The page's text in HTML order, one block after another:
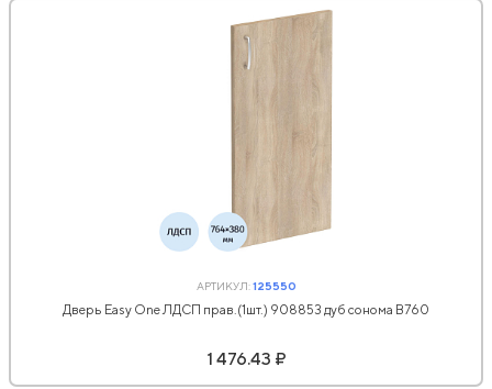
АРТИКУЛ:125550
Дверь Easy One ЛДСП прав.(1шт.) 908853 дуб сонома В760
1 476.43 ₽